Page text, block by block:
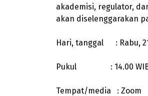
akademisi, regulator,
akan diselenggarakan
Hari, tanggal : Rabu,
Pukul : 14.00 WIB
Tempat/media : Zoom